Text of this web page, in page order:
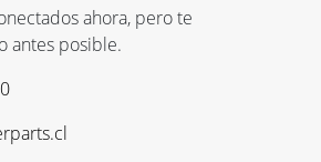
ahora, pero te
antes posible.